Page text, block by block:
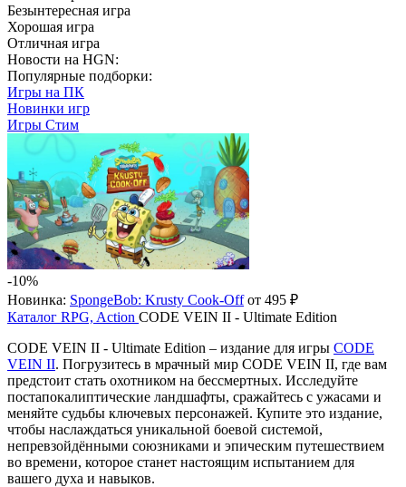
Безынтересная игра
Хорошая игра
Отличная игра
Новости на HGN:
Популярные подборки:
Игры на ПК
Новинки игр
Игры Стим
-10%
Новинка: SpongeBob: Krusty Cook-Offот 495 ₽
Каталог RPG, Action CODE VEIN II - Ultimate Edition
CODE VEIN II - Ultimate Edition – издание для игры CODE
VEIN II. Погрузитесь в мрачный мир CODE VEIN II, где вам
предстоит стать охотником на бессмертных. Исследуйте
постапокалиптические ландшафты, сражайтесь с ужасами и
меняйте судьбы ключевых персонажей. Купите это издание,
чтобы наслаждаться уникальной боевой системой,
непревзойдёнными союзниками и эпическим путешествием
во времени, которое станет настоящим испытанием для
вашего духа и навыков.